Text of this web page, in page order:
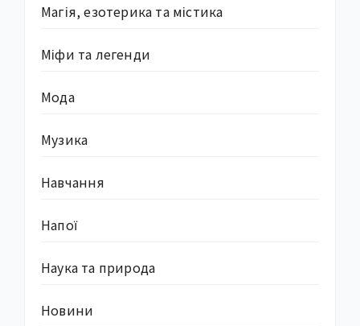
Магія, езотерика та містика
Міфи та легенди
Мода
Музика
Навчання
Напої
Наука та природа
Новини